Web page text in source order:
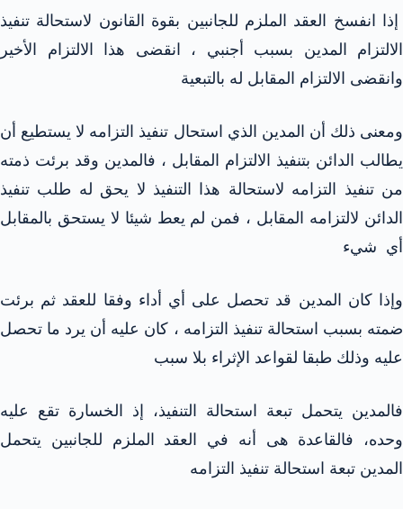
إذا انفسخ العقد الملزم للجانبين بقوة القانون لاستحالة تنفيذ
الالتزام المدين بسبب أجنبي ، انقضى هذا الالتزام الأخير
وانقضى الالتزام المقابل له بالتبعية
ومعنى ذلك أن المدين الذي استحال تنفيذ التزامه لا يستطيع أن
يطالب الدائن بتنفيذ الالتزام المقابل ، فالمدين وقد برئت ذمته
من تنفيذ التزامه لاستحالة هذا التنفيذ لا يحق له طلب تنفيذ
الدائن لالتزامه المقابل ، فمن لم يعط شيئا لا يستحق بالمقابل
أي شيء
وإذا كان المدين قد تحصل على أي أداء وفقا للعقد ثم برئت
ضمته بسبب استحالة تنفيذ التزامه ، كان عليه أن يرد ما تحصل
عليه وذلك طبقا لقواعد الإثراء بلا سبب
فالمدين يتحمل تبعة استحالة التنفيذ، إذ الخسارة تقع عليه
وحده، فالقاعدة هى أنه في العقد الملزم للجانبين يتحمل
المدين تبعة استحالة تنفيذ التزامه